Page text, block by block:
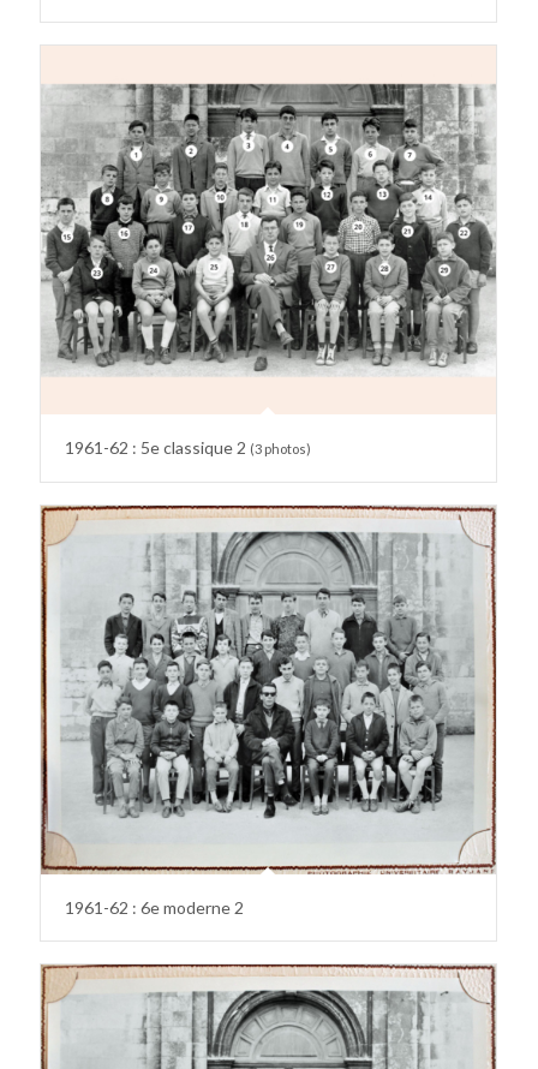
1961-62 : 5e classique 2 (3 photos)
1961-62 : 6e moderne 2